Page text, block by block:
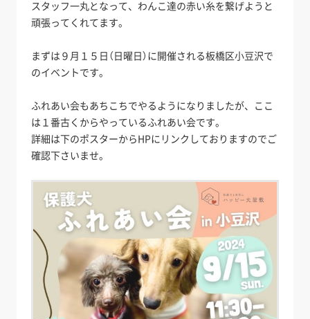
スタッフ一丸となって、わんこ達の赤い糸を繋げようと
頑張ってくれてます。
まずは９月１５日（日曜日）に開催される板橋区小豆沢で
のイベントです。
ふれあい会もあちこちでやるようになりましたが、ここ
は１番古くからやっているふれあい会です。
詳細は下のポスターからHPにリンクしておりますのでご
確認下さいませ。